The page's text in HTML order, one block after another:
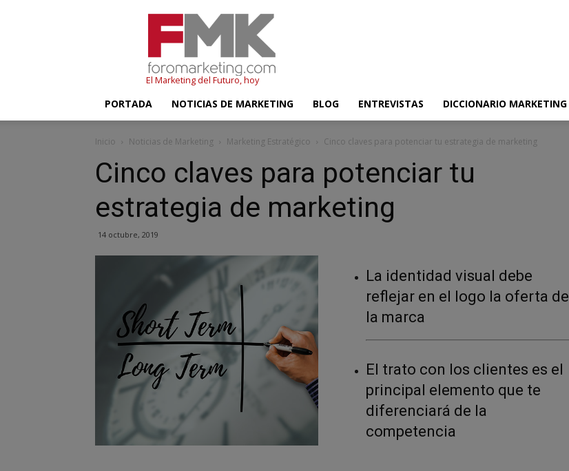
El Marketing del Futuro, hoy
PORTADA NOTICIAS DE MARKETING BLOG ENTREVISTAS DICCIONARIO MARKETING
Inicio Noticias de Marketing Marketing Estratégico Cinco claves para potenciar tu estrategia de marketing
Cinco claves para potenciar tu
estrategia de marketing
14 octubre, 2019
La identidad visual debe
reflejar en el logo la oferta de
la marca
El trato con los clientes es el
principal elemento que te
diferenciará de la
competencia